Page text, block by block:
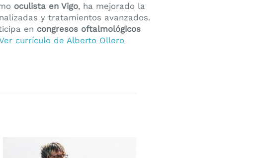
oculista en Vigo, ha mejorado la
y tratamientos avanzados.
en congresos oftalmológicos
currículo de Alberto Ollero